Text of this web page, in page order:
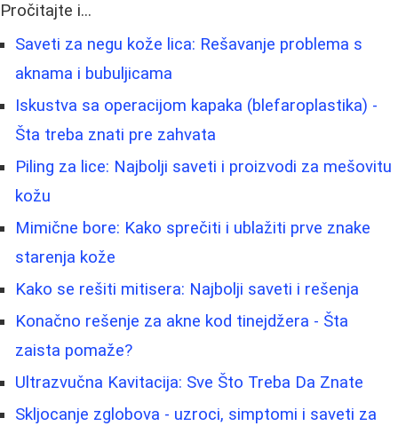
Pročitajte i...
Saveti za negu kože lica: Rešavanje problema s
aknama i bubuljicama
Iskustva sa operacijom kapaka (blefaroplastika) -
Šta treba znati pre zahvata
Piling za lice: Najbolji saveti i proizvodi za mešovitu
kožu
Mimične bore: Kako sprečiti i ublažiti prve znake
starenja kože
Kako se rešiti mitisera: Najbolji saveti i rešenja
Konačno rešenje za akne kod tinejdžera - Šta
zaista pomaže?
Ultrazvučna Kavitacija: Sve Što Treba Da Znate
Skljocanje zglobova - uzroci, simptomi i saveti za